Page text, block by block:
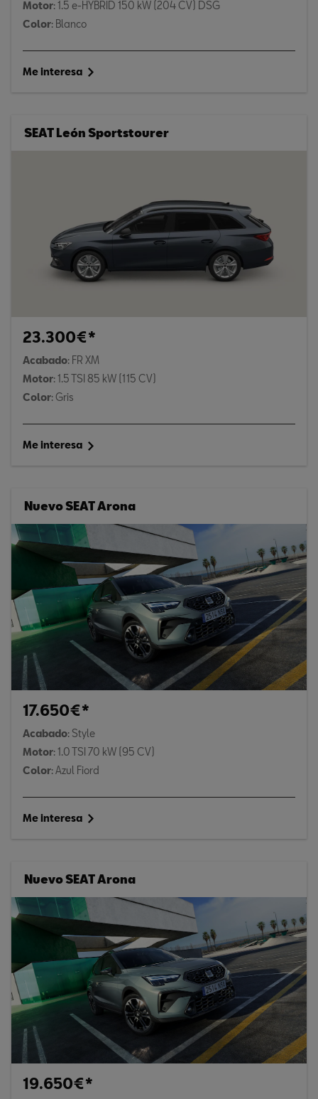
Motor: 1.5 e-HYBRID 150 kW (204 CV) DSG
Color: Blanco
Me interesa
SEAT León Sportstourer
23.300€*
Acabado: FR XM
Motor: 1.5 TSI 85 kW (115 CV)
Color: Gris
Me interesa
Nuevo SEAT Arona
17.650€*
Acabado: Style
Motor: 1.0 TSI 70 kW (95 CV)
Color: Azul Fiord
Me interesa
Nuevo SEAT Arona
19.650€*